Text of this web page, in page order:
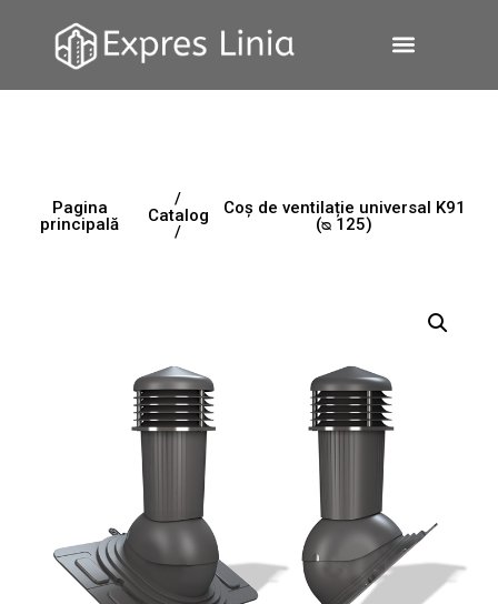
Pagina
principală
/
Catalog
/
Coș de ventilație universal K91
(ᴓ 125)